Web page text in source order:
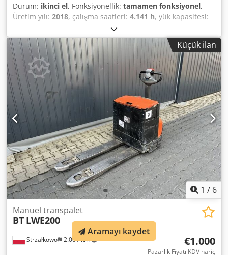
Durum: ikinci el, Fonksiyonellik: tamamen fonksiyonel,
Üretim yılı: 2018, çalışma saatleri: 4.141 h, yük kapasitesi:
elektrikli, çekiş tipi:
kaldırma kamyonu Dcedpfx Aiozf Tl Ue Rsk Durum:
Kullanıma hazır ve tamamen işlevsel Teknik durum: iyi Akü
Volt: 24V
Küçük ilan
1 / 6
Strzałkowo 2.001 km
Manuel transpalet
BT LWE200
€1.000
Pazarlık Fiyatı KDV hariç
Aramayı kaydet